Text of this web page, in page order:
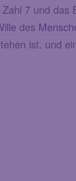
7 und
des Mensch
ist. und